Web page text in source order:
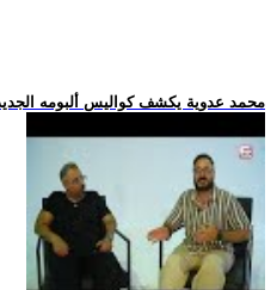
.. محمد عدوية يكشف كواليس ألبومه